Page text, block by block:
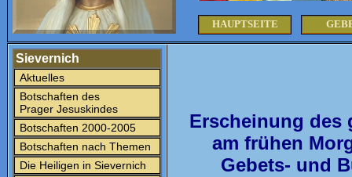
HAUPTSEITE
Sievernich
Aktuelles
Botschaften des
Prager Jesuskindes
Botschaften 2000-2005
Botschaften nach Themen
Die Heiligen in Sievernich
Erscheinung des
am frühen
Gebets- und